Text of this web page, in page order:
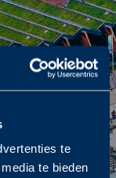
te
te bieden